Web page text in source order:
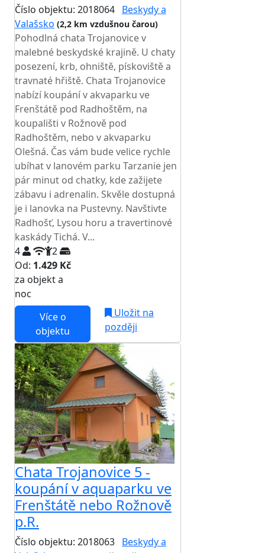
Číslo objektu: 2018064 Beskydy a
Valašsko (2,2 km vzdušnou čarou)
Pohodlná chata Trojanovice v
malebné beskydské krajině. U chaty
posezení, krb, ohniště, pískoviště a
travnaté hřiště. Chata Trojanovice
nabízí koupání v akvaparku ve
Frenštátě pod Radhoštěm, na
koupališti v Rožnově pod
Radhoštěm, nebo v akvaparku
Olešná. Čas vám bude velice rychle
ubíhat v lanovém parku Tarzanie jen
pár minut od chatky, kde zažijete
zábavu i adrenalin. Skvěle dostupná
je i lanovka na Pustevny. Navštivte
Radhošť, Lysou horu a travertinové
kaskády Tichá. V...
4
2
Od: 1.429 Kč
za objekt a
noc
Více o
objektu
Uložit na
později
Chata Trojanovice 5 -
koupání v aquaparku ve
Frenštátě nebo Rožnově
p.R.
Číslo objektu: 2018063 Beskydy a